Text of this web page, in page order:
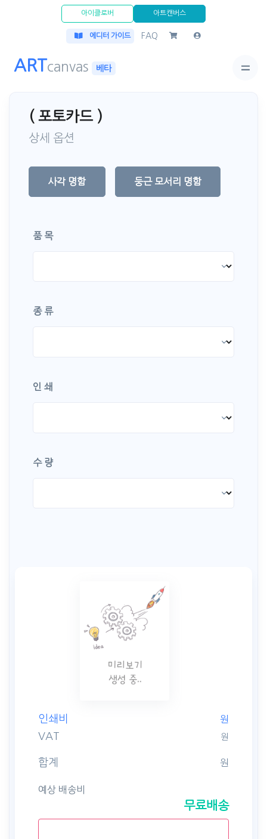
아이클로버 아트캔버스
에디터 가이드 FAQ
ARTcanvas 베타
( 포토카드 )
상세 옵션
사각 명함 둥근 모서리 명함
품 목
종 류
인 쇄
수 량
인쇄비 원
VAT 원
합계 원
예상 배송비
무료배송